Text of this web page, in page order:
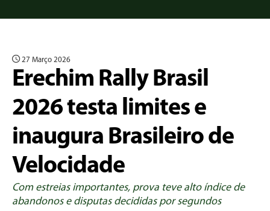
27 Março 2026
Erechim Rally Brasil
2026 testa limites e
inaugura Brasileiro de
Velocidade
Com estreias importantes, prova teve alto índice de
abandonos e disputas decididas por segundos